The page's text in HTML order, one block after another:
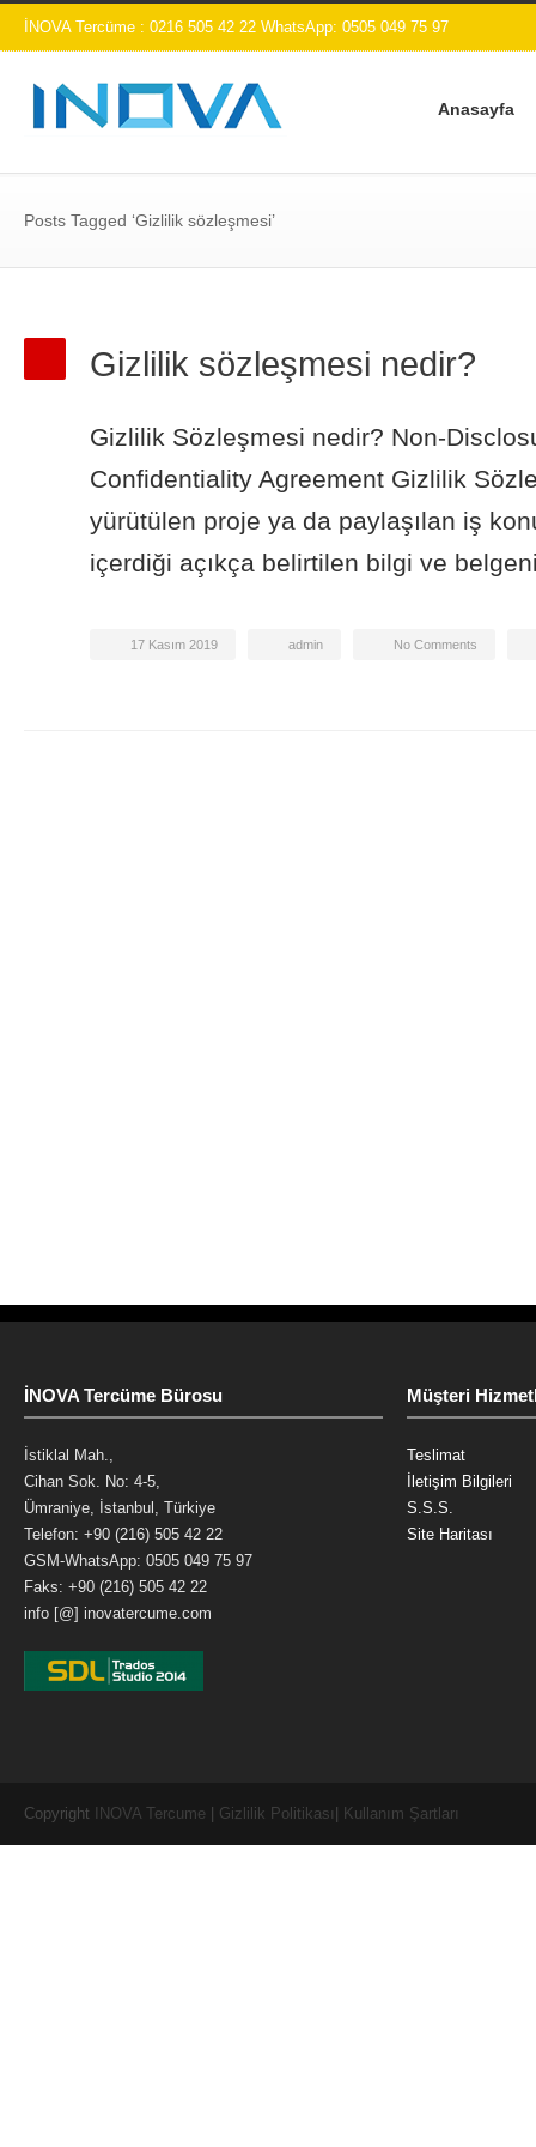
İNOVA Tercüme : 0216 505 42 22 WhatsApp: 0505 049 75 97
Anasayfa
Posts Tagged ‘Gizlilik sözleşmesi’
Gizlilik sözleşmesi nedir?
Gizlilik Sözleşmesi nedir? Non-
Confidentiality Agreement Gizlilik
yürütülen proje ya da paylaşılan iş
içerdiği açıkça belirtilen bilgi ve
17 Kasım 2019 admin No Comments
İNOVA Tercüme Bürosu
İstiklal Mah.,
Cihan Sok. No: 4-5,
Ümraniye, İstanbul, Türkiye
Telefon: +90 (216) 505 42 22
GSM-WhatsApp: 0505 049 75 97
Faks: +90 (216) 505 42 22
info [@] inovatercume.com
Müşteri
Teslimat
İletişim Bilgileri
S.S.S.
Site Haritası
Copyright INOVA Tercume Gizlilik Politikası Kullanım Şartları